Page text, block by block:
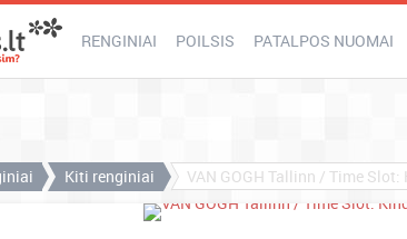
RENGINIAI POILSIS PATALPOS NUOMAI
Kiti renginiai VAN GOGH Tallinn / Time